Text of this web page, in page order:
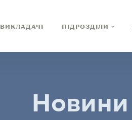
ВИКЛАДАЧІ ПІДРОЗДІЛИ
Новини